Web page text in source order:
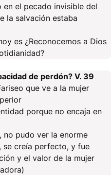
en el pecado invisible del
la salvación estaba
es ¿Reconocemos a Dios
de perdón? V. 39
que ve a la mujer
porque no encaja en
no pudo ver la enorme
se creía perfecto, y fue
y el valor de la mujer